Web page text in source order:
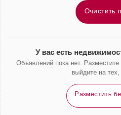
Очистить
У вас есть
Объявлений пока нет.
выйдите на
Разместить